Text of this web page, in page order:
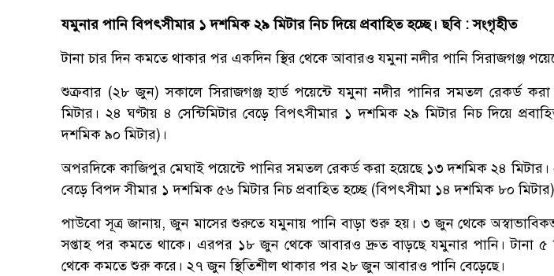
যমুনার পানি বিপৎসীমার ১ দশমিক ২৯ মিটার নিচ দিয়ে প্রবাহিত হচ্ছে। ছবি : সংগৃহীত
টানা চার দিন কমতে থাকার পর একদিন স্থির থেকে আবারও যমুনা নদীর পানি সিরাজগঞ্জ
শুক্রবার (২৮ জুন) সকালে সিরাজগঞ্জ হার্ড পয়েন্টে যমুনা নদীর পানির সমতল রেকর্ড
মিটার। ২৪ ঘণ্টায় ৪ সেন্টিমিটার বেড়ে বিপৎসীমার ১ দশমিক ২৯ মিটার নিচ দিয়ে
দশমিক ৯০ মিটার)।
অপরদিকে কাজিপুর মেঘাই পয়েন্টে পানির সমতল রেকর্ড করা হয়েছে ১৩ দশমিক ২৪ মিটার।
বেড়ে বিপদ সীমার ১ দশমিক ৫৬ মিটার নিচ প্রবাহিত হচ্ছে (বিপৎসীমা ১৪ দশমিক ৮০
পাউবো সূত্র জানায়, জুন মাসের শুরুতে যমুনায় পানি বাড়া শুরু হয়। ৩ জুন থেকে
সপ্তাহ পর কমতে থাকে। এরপর ১৮ জুন থেকে আবারও দ্রুত বাড়ছে যমুনার পানি। টানা
থেকে কমতে শুরু করে। ২৭ জুন স্থিতিশীল থাকার পর ২৮ জুন আবারও পানি বেড়েছে।